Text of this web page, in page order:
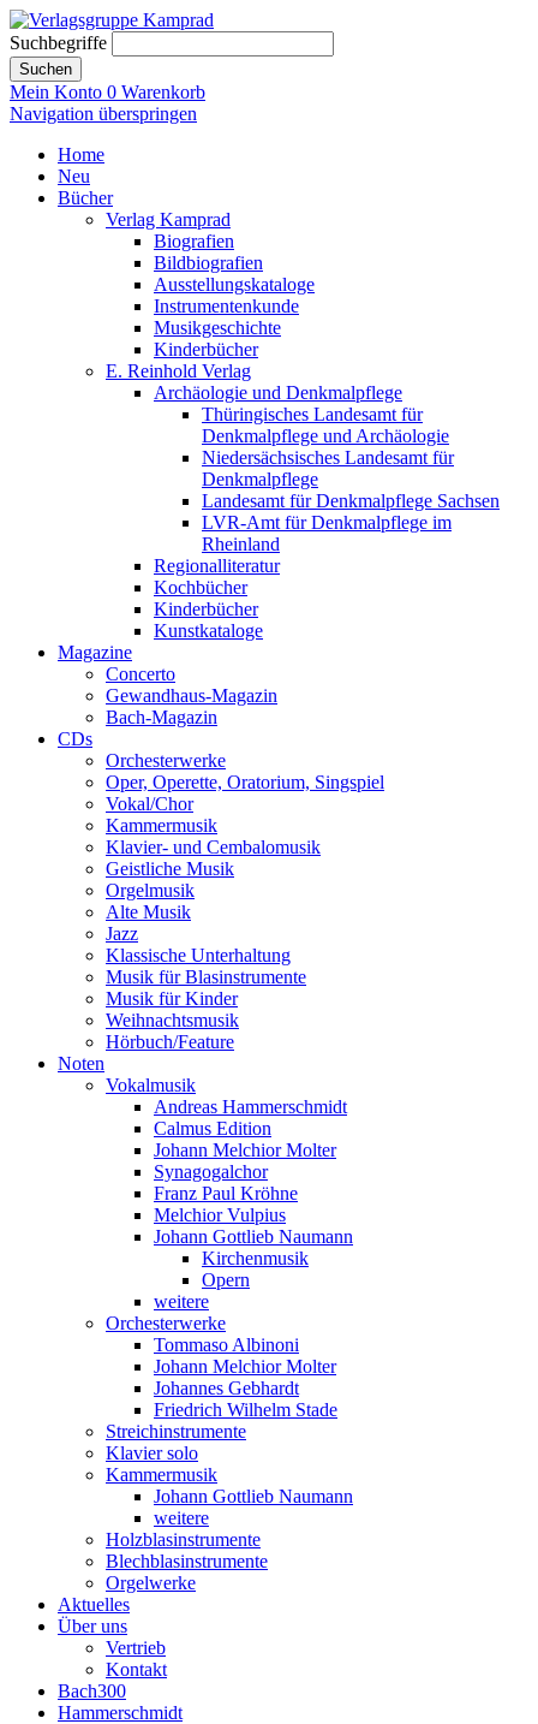
Suchbegriffe
Suchen
Mein Konto 0 Warenkorb
Navigation überspringen
Home
Neu
Bücher
Verlag Kamprad
Biografien
Bildbiografien
Ausstellungskataloge
Instrumentenkunde
Musikgeschichte
Kinderbücher
E. Reinhold Verlag
Archäologie und Denkmalpflege
Thüringisches Landesamt für
Denkmalpflege und Archäologie
Niedersächsisches Landesamt für
Denkmalpflege
Landesamt für Denkmalpflege Sachsen
LVR-Amt für Denkmalpflege im
Rheinland
Regionalliteratur
Kochbücher
Kinderbücher
Kunstkataloge
Magazine
Concerto
Gewandhaus-Magazin
Bach-Magazin
CDs
Orchesterwerke
Oper, Operette, Oratorium, Singspiel
Vokal/Chor
Kammermusik
Klavier- und Cembalomusik
Geistliche Musik
Orgelmusik
Alte Musik
Jazz
Klassische Unterhaltung
Musik für Blasinstrumente
Musik für Kinder
Weihnachtsmusik
Hörbuch/Feature
Noten
Vokalmusik
Andreas Hammerschmidt
Calmus Edition
Johann Melchior Molter
Synagogalchor
Franz Paul Kröhne
Melchior Vulpius
Johann Gottlieb Naumann
Kirchenmusik
Opern
weitere
Orchesterwerke
Tommaso Albinoni
Johann Melchior Molter
Johannes Gebhardt
Friedrich Wilhelm Stade
Streichinstrumente
Klavier solo
Kammermusik
Johann Gottlieb Naumann
weitere
Holzblasinstrumente
Blechblasinstrumente
Orgelwerke
Aktuelles
Über uns
Vertrieb
Kontakt
Bach300
Hammerschmidt